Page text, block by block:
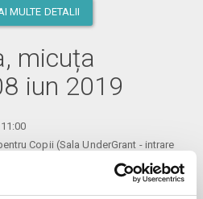
MULTE DETALII
micuța
iun 2019
Copii (Sala UnderGrant - intrare